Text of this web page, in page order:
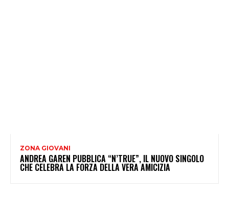
ZONA GIOVANI
ANDREA GAREN PUBBLICA “N’TRUE”, IL NUOVO SINGOLO
CHE CELEBRA LA FORZA DELLA VERA AMICIZIA